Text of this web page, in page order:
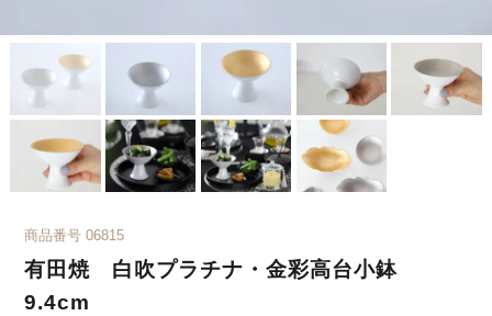
商品番号 06815
有田焼 白吹プラチナ・金彩高台小鉢
9.4cm